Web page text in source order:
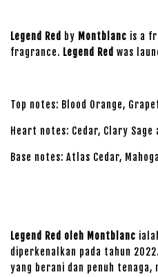
Legend Red by Montblanc is a
fragrance. Legend Red was
Top notes: Blood Orange,
Heart notes: Cedar, Clary
Base notes: Atlas Cedar,
Legend Red oleh Montblanc
diperkenalkan pada tahun
yang berani dan penuh tenaga,